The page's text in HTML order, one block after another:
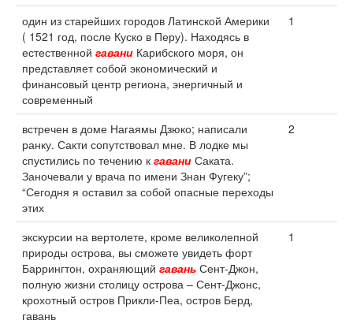
один из старейших городов Латинской Америки
( 1521 год, после Куско в Перу). Находясь в
естественной гавани Карибского моря, он
представляет собой экономический и
финансовый центр региона, энергичный и
современный
1
встречен в доме Нагаямы Дзюко; написали
ранку. Сакти сопутствовал мне. В лодке мы
спустились по течению к гавани Саката.
Заночевали у врача по имени Знан Фугеку”;
“Сегодня я оставил за собой опасные переходы
этих
2
экскурсии на вертолете, кроме великолепной
природы острова, вы сможете увидеть форт
Баррингтон, охраняющий гавань Сент-Джон,
полную жизни столицу острова – Сент-Джонс,
крохотный остров Прикли-Пеа, остров Берд,
гавань
1